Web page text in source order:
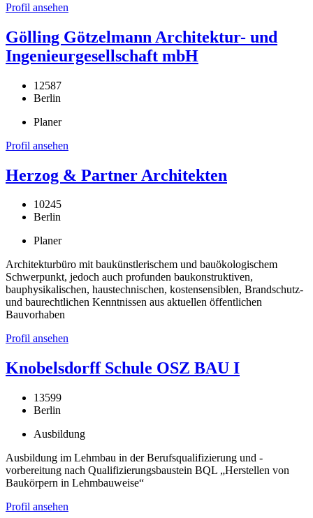
Profil ansehen
Gölling Götzelmann Architektur- und
Ingenieurgesellschaft mbH
12587
Berlin
Planer
Profil ansehen
Herzog & Partner Architekten
10245
Berlin
Planer
Architekturbüro mit baukünstlerischem und bauökologischem
Schwerpunkt, jedoch auch profunden baukonstruktiven,
bauphysikalischen, haustechnischen, kostensensiblen, Brandschutz-
und baurechtlichen Kenntnissen aus aktuellen öffentlichen
Bauvorhaben
Profil ansehen
Knobelsdorff Schule OSZ BAU I
13599
Berlin
Ausbildung
Ausbildung im Lehmbau in der Berufsqualifizierung und -
vorbereitung nach Qualifizierungsbaustein BQL „Herstellen von
Baukörpern in Lehmbauweise“
Profil ansehen